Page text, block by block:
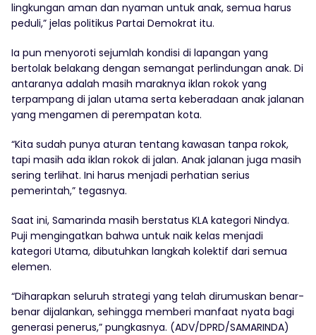
lingkungan aman dan nyaman untuk anak, semua harus
peduli,” jelas politikus Partai Demokrat itu.
Ia pun menyoroti sejumlah kondisi di lapangan yang
bertolak belakang dengan semangat perlindungan anak. Di
antaranya adalah masih maraknya iklan rokok yang
terpampang di jalan utama serta keberadaan anak jalanan
yang mengamen di perempatan kota.
“Kita sudah punya aturan tentang kawasan tanpa rokok,
tapi masih ada iklan rokok di jalan. Anak jalanan juga masih
sering terlihat. Ini harus menjadi perhatian serius
pemerintah,” tegasnya.
Saat ini, Samarinda masih berstatus KLA kategori Nindya.
Puji mengingatkan bahwa untuk naik kelas menjadi
kategori Utama, dibutuhkan langkah kolektif dari semua
elemen.
“Diharapkan seluruh strategi yang telah dirumuskan benar-
benar dijalankan, sehingga memberi manfaat nyata bagi
generasi penerus,” pungkasnya. (ADV/DPRD/SAMARINDA)